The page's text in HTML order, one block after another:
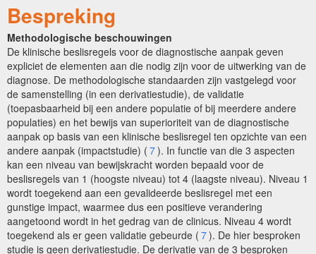
Bespreking
Methodologische beschouwingen
De klinische beslisregels voor de diagnostische aanpak geven
expliciet de elementen aan die nodig zijn voor de uitwerking van de
diagnose. De methodologische standaarden zijn vastgelegd voor
de samenstelling (in een derivatiestudie), de validatie
(toepasbaarheid bij een andere populatie of bij meerdere andere
populaties) en het bewijs van superioriteit van de diagnostische
aanpak op basis van een klinische beslisregel ten opzichte van een
andere aanpak (impactstudie) ( 7). In functie van die 3 aspecten
kan een niveau van bewijskracht worden bepaald voor de
beslisregels van 1 (hoogste niveau) tot 4 (laagste niveau). Niveau 1
wordt toegekend aan een gevalideerde beslisregel met een
gunstige impact, waarmee dus een positieve verandering
aangetoond wordt in het gedrag van de clinicus. Niveau 4 wordt
toegekend als er geen validatie gebeurde ( 7). De hier besproken
studie is geen derivatiestudie. De derivatie van de 3 besproken